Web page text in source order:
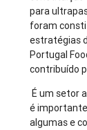
para
foram
estratégias
Portugal
contribuído
É um setor
é
algumas e